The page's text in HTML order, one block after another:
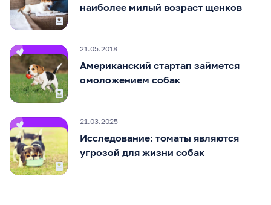
наиболее милый возраст щенков
21.05.2018
Американский стартап займется
омоложением собак
21.03.2025
Исследование: томаты являются
угрозой для жизни собак